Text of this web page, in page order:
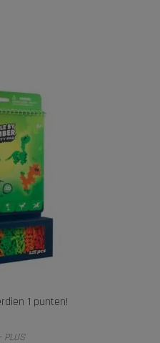
1 punten!
WINKELWAGEN
PLUS